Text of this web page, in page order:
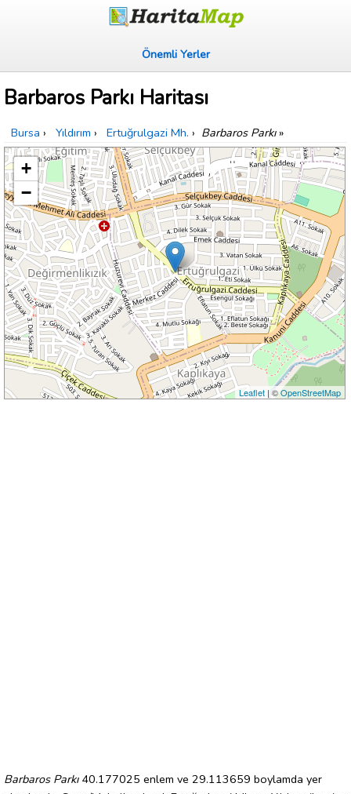
Önemli Yerler
Barbaros Parkı Haritası
Bursa › Yıldırım › Ertuğrulgazi Mh. › Barbaros Parkı»
+
−
Leaflet| ©OpenStreetMap
Barbaros Parkı40.177025 enlem ve 29.113659 boylamda yer